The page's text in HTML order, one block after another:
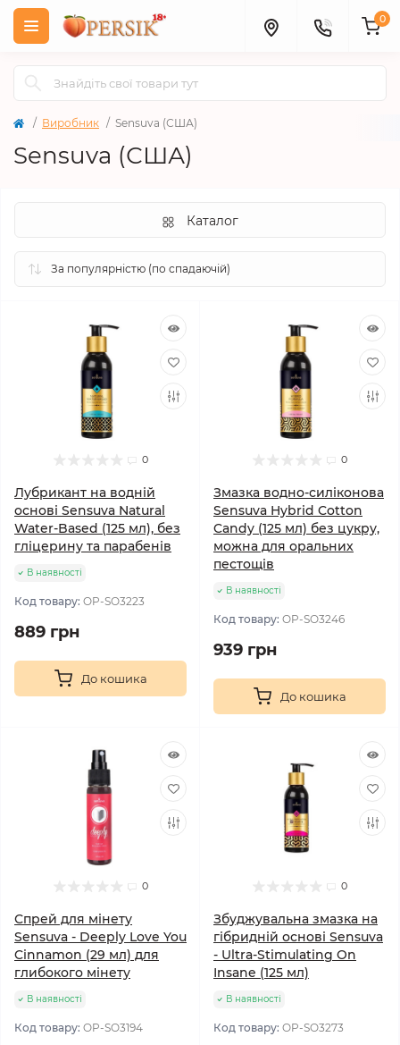
0
Виробник Sensuva (США)
Sensuva (США)
Каталог
0
Лубрикант на водній
основі Sensuva Natural
Water-Based (125 мл), без
гліцерину та парабенів
В наявності
Код товару: OP-SO3223
889 грн
До кошика
0
Змазка водно-силіконова
Sensuva Hybrid Cotton
Candy (125 мл) без цукру,
можна для оральних
пестощів
В наявності
Код товару: OP-SO3246
939 грн
До кошика
0
Спрей для мінету
Sensuva - Deeply Love You
Cinnamon (29 мл) для
глибокого мінету
В наявності
Код товару: OP-SO3194
0
Збуджувальна змазка на
гібридній основі Sensuva
- Ultra-Stimulating On
Insane (125 мл)
В наявності
Код товару: OP-SO3273